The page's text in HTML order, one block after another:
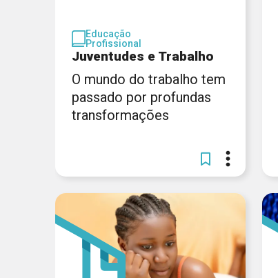
Educação
Profissional
Juventudes e Trabalho
O mundo do trabalho tem
passado por profundas
transformações